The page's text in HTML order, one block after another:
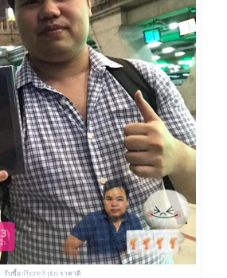
รับซื้อ iPhone 8 plus ราคาดี